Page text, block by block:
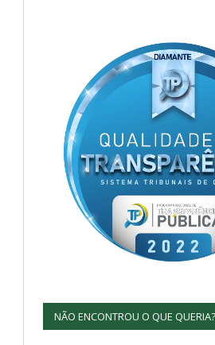
NÃO ENCONTROU O QUE QUERIA?